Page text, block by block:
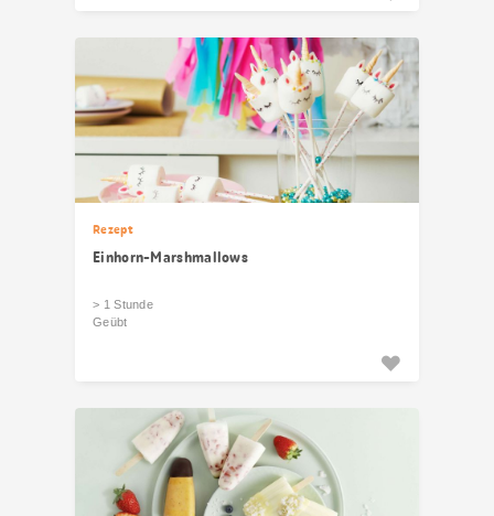
Rezept
Einhorn-Marshmallows
> 1 Stunde
Geübt